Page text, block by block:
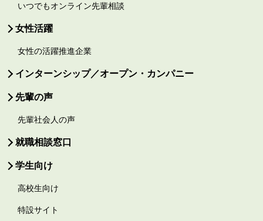
いつでもオンライン先輩相談
女性活躍
女性の活躍推進企業
インターンシップ／オープン・カンパニー
先輩の声
先輩社会人の声
就職相談窓口
学生向け
高校生向け
特設サイト